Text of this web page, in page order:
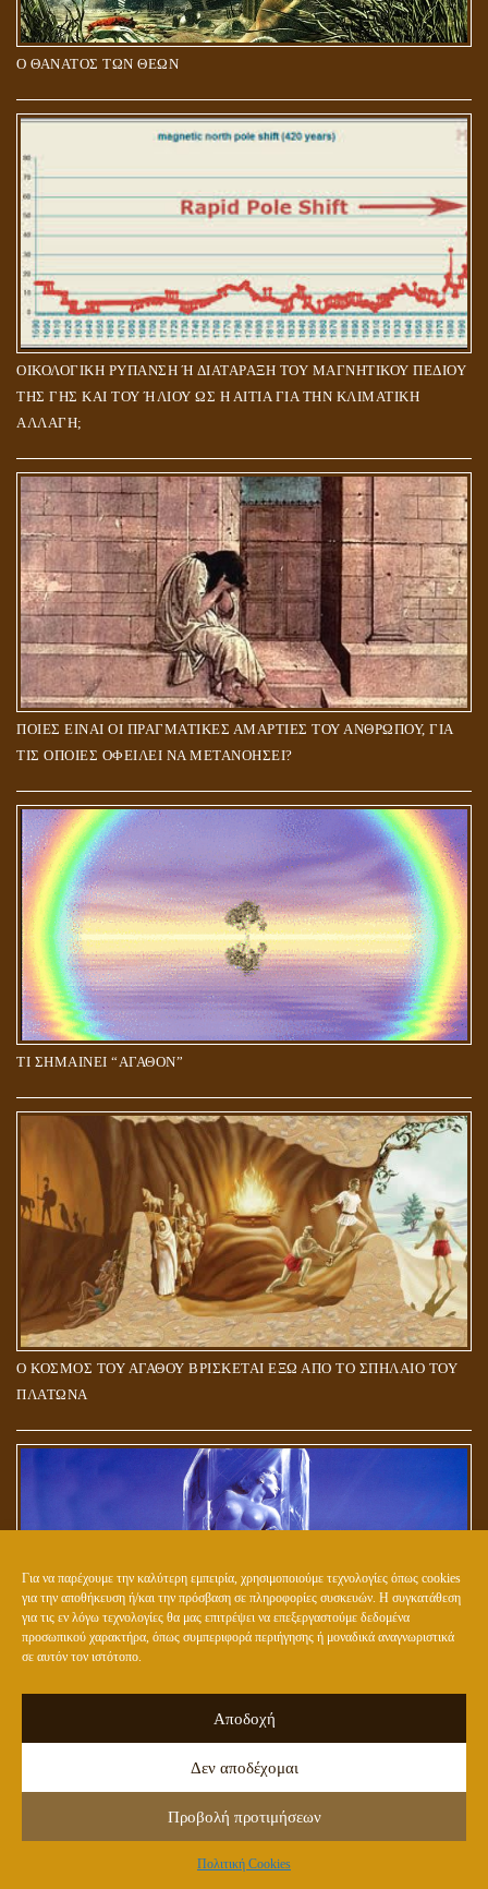
Για να παρέχουμε την καλύτερη εμπειρία, χρησιμοποιούμε τεχνολογίες όπως cookies
για την αποθήκευση ή/και την πρόσβαση σε πληροφορίες συσκευών. Η συγκατάθεση
για τις εν λόγω τεχνολογίες θα μας επιτρέψει να επεξεργαστούμε δεδομένα
προσωπικού χαρακτήρα, όπως συμπεριφορά περιήγησης ή μοναδικά αναγνωριστικά
σε αυτόν τον ιστότοπο.
Αποδοχή
Δεν αποδέχομαι
Προβολή προτιμήσεων
Πολιτική Cookies
Ο ΘΑΝΑΤΟΣ ΤΩΝ ΘΕΩΝ
ΟΙΚΟΛΟΓΙΚΗ ΡΥΠΑΝΣΗ Ή ΔΙΑΤΑΡΑΞΗ ΤΟΥ ΜΑΓΝΗΤΙΚΟΥ ΠΕΔΙΟΥ
ΤΗΣ ΓΗΣ ΚΑΙ ΤΟΥ ΉΛΙΟΥ ΩΣ Η ΑΙΤΙΑ ΓΙΑ ΤΗΝ ΚΛΙΜΑΤΙΚΗ
ΑΛΛΑΓΗ;
ΠΟΙΕΣ ΕΙΝΑΙ ΟΙ ΠΡΑΓΜΑΤΙΚΕΣ ΑΜΑΡΤΙΕΣ ΤΟΥ ΑΝΘΡΩΠΟΥ, ΓΙΑ
ΤΙΣ ΟΠΟΙΕΣ ΟΦΕΙΛΕΙ ΝΑ ΜΕΤΑΝΟΗΣΕΙ?
ΤΙ ΣΗΜΑΙΝΕΙ “ΑΓΑΘΟΝ”
Ο ΚΟΣΜΟΣ ΤΟΥ ΑΓΑΘΟΥ ΒΡΙΣΚΕΤΑΙ ΕΞΩ ΑΠΟ ΤΟ ΣΠΗΛΑΙΟ ΤΟΥ
ΠΛΑΤΩΝΑ